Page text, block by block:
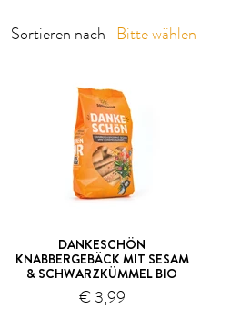
Sortieren nach
DANKESCHÖN
KNABBERGEBÄCK MIT SESAM
& SCHWARZKÜMMEL BIO
€ 3,99